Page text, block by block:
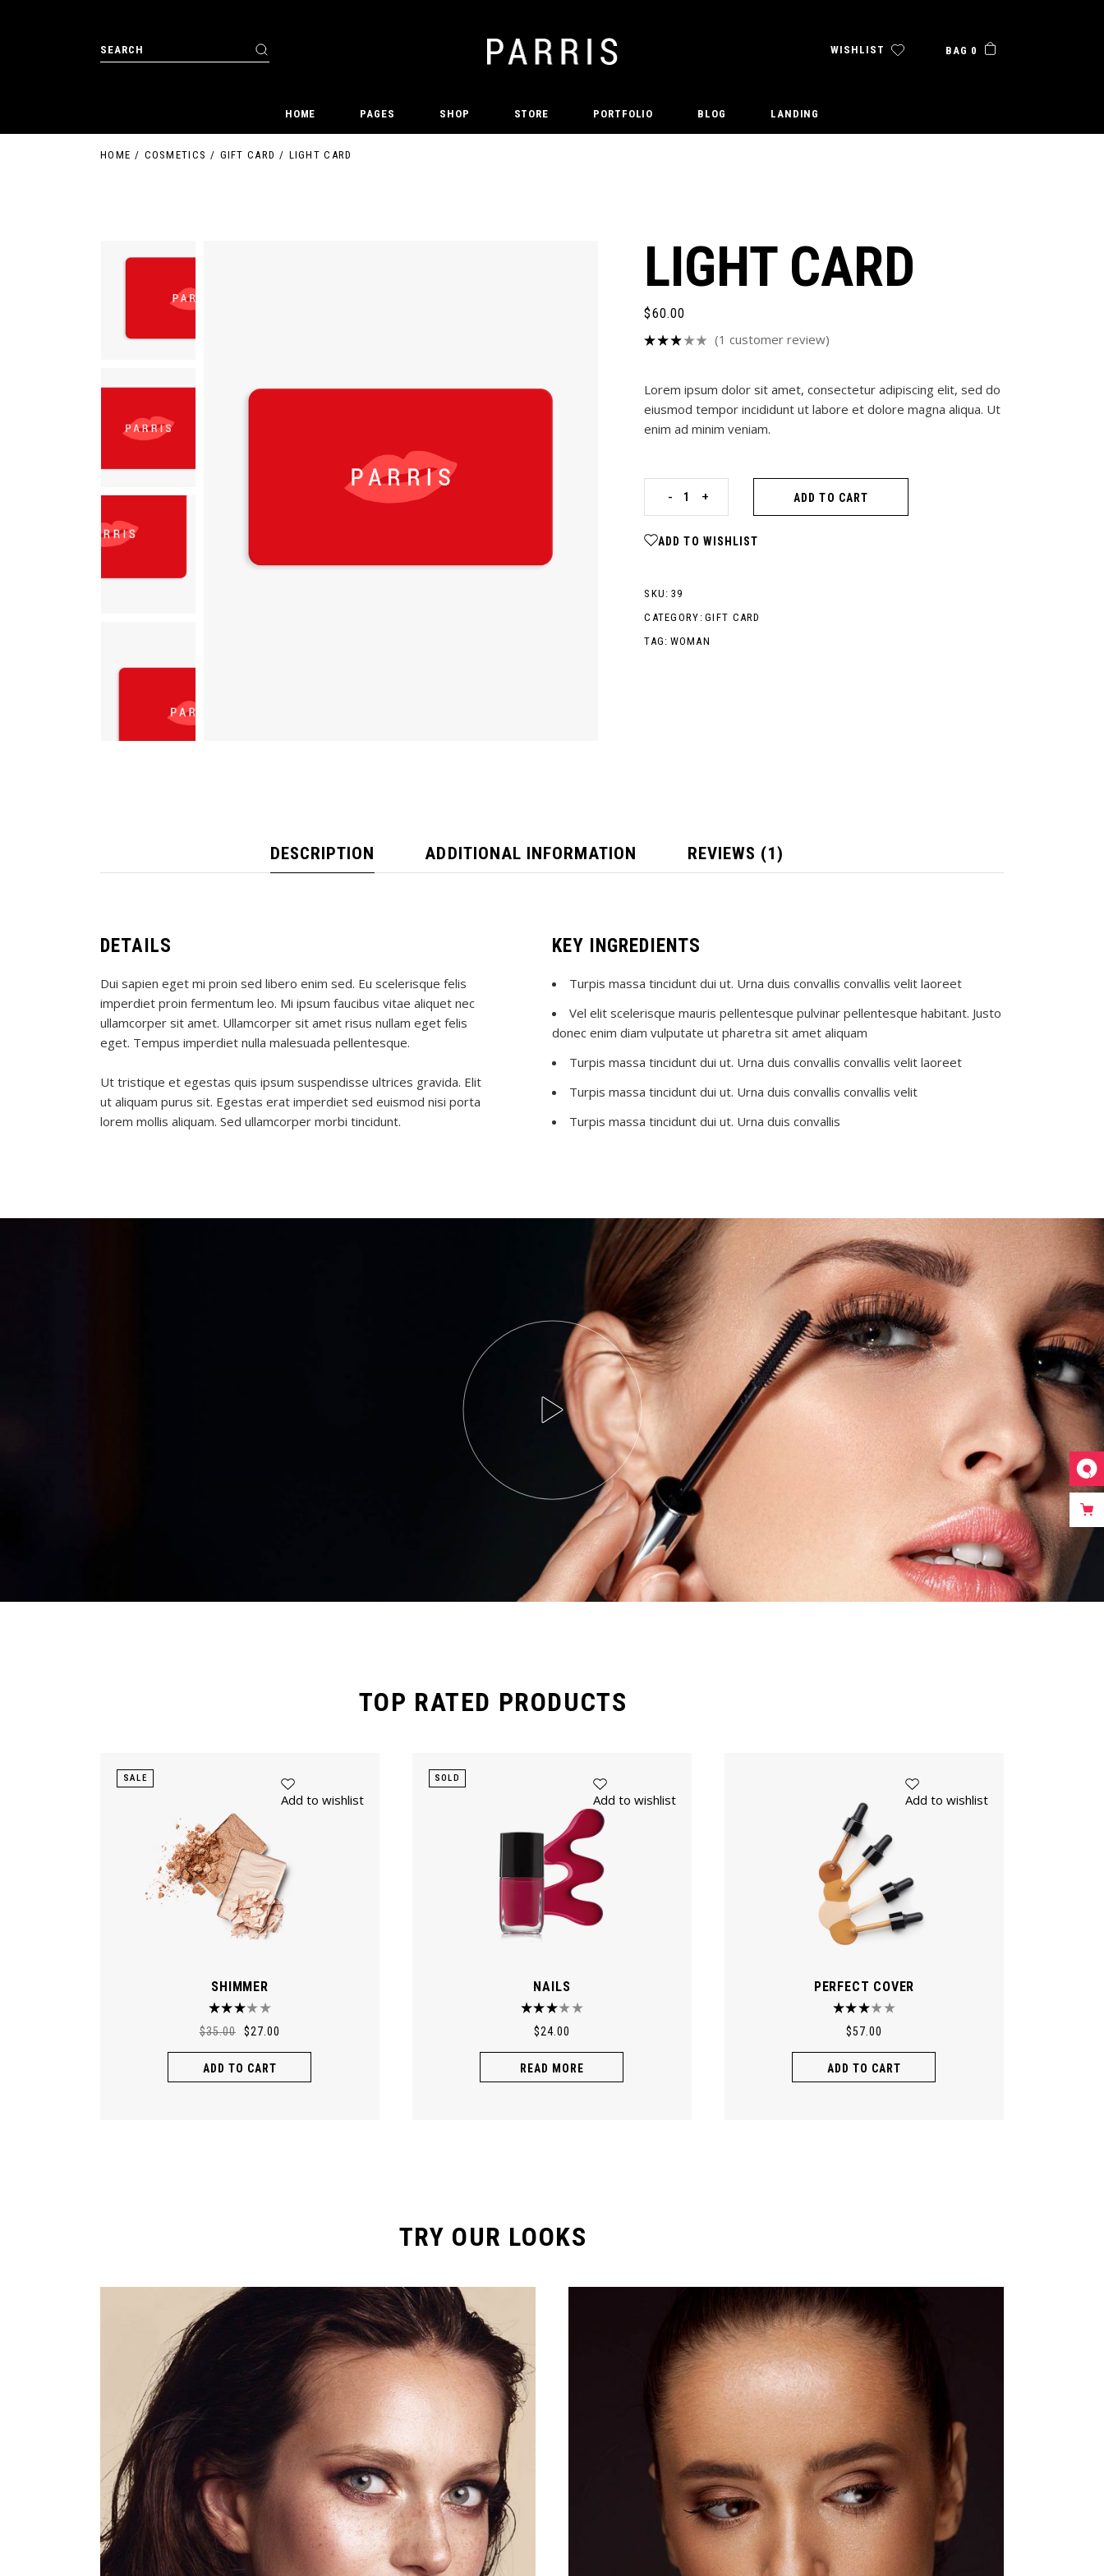
WISHLIST BAG 0
HOME PAGES SHOP STORE PORTFOLIO BLOG LANDING
HOME COSMETICS GIFT CARD LIGHT CARD
LIGHT CARD
$60.00
(1 customer review)
Lorem ipsum dolor sit amet, consectetur adipiscing elit, sed do
eiusmod tempor incididunt ut labore et dolore magna aliqua. Ut
enim ad minim veniam.
- + ADD TO CART
ADD TO WISHLIST
SKU: 39
CATEGORY: GIFT CARD
TAG: WOMAN
DESCRIPTION ADDITIONAL INFORMATION REVIEWS (1)
DETAILS
Dui sapien eget mi proin sed libero enim sed. Eu scelerisque felis
imperdiet proin fermentum leo. Mi ipsum faucibus vitae aliquet nec
ullamcorper sit amet. Ullamcorper sit amet risus nullam eget felis
eget. Tempus imperdiet nulla malesuada pellentesque.
Ut tristique et egestas quis ipsum suspendisse ultrices gravida. Elit
ut aliquam purus sit. Egestas erat imperdiet sed euismod nisi porta
lorem mollis aliquam. Sed ullamcorper morbi tincidunt.
KEY INGREDIENTS
Turpis massa tincidunt dui ut. Urna duis convallis convallis velit laoreet
Vel elit scelerisque mauris pellentesque pulvinar pellentesque habitant. Justo
donec enim diam vulputate ut pharetra sit amet aliquam
Turpis massa tincidunt dui ut. Urna duis convallis convallis velit laoreet
Turpis massa tincidunt dui ut. Urna duis convallis convallis velit
Turpis massa tincidunt dui ut. Urna duis convallis
TOP RATED PRODUCTS
SALE
Add to wishlist
SHIMMER
$35.00 $27.00
ADD TO CART
SOLD
Add to wishlist
NAILS
$24.00
READ MORE
Add to wishlist
PERFECT COVER
$57.00
ADD TO CART
TRY OUR LOOKS